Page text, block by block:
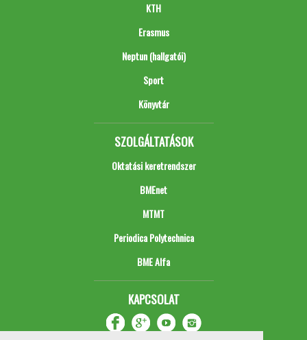
KTH
Erasmus
Neptun (hallgatói)
Sport
Könyvtár
SZOLGÁLTATÁSOK
Oktatási keretrendszer
BMEnet
MTMT
Periodica Polytechnica
BME Alfa
KAPCSOLAT